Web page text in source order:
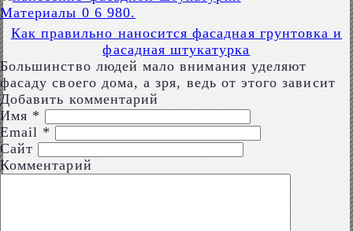
Материалы 0 6 980.
Как правильно наносится фасадная грунтовка и
фасадная штукатурка
Большинство людей мало внимания уделяют
фасаду своего дома, а зря, ведь от этого зависит
Добавить комментарий
Имя *
Email *
Сайт
Комментарий